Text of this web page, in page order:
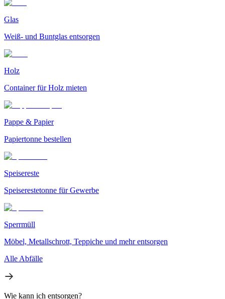
Glas
Weiß- und Buntglas entsorgen
Holz
Container für Holz mieten
Pappe & Papier
Papiertonne bestellen
Speisereste
Speiserestetonne für Gewerbe
Sperrmüll
Möbel, Metallschrott, Teppiche und mehr entsorgen
Alle Abfälle
Wie kann ich entsorgen?